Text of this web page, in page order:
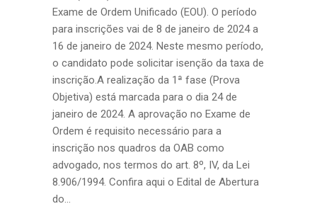
Exame de Ordem Unificado (EOU). O período
para inscrições vai de 8 de janeiro de 2024 a
16 de janeiro de 2024. Neste mesmo período,
o candidato pode solicitar isenção da taxa de
inscrição.A realização da 1ª fase (Prova
Objetiva) está marcada para o dia 24 de
janeiro de 2024. A aprovação no Exame de
Ordem é requisito necessário para a
inscrição nos quadros da OAB como
advogado, nos termos do art. 8º, IV, da Lei
8.906/1994. Confira aqui o Edital de Abertura
do...